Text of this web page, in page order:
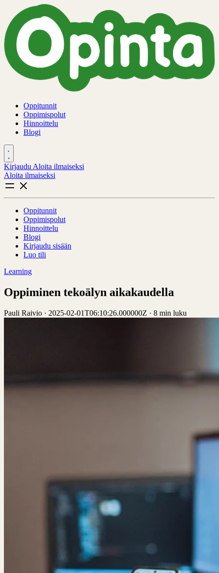
Oppitunnit
Oppimispolut
Hinnoittelu
Blogi
Kirjaudu Aloita ilmaiseksi
Aloita ilmaiseksi
Oppitunnit
Oppimispolut
Hinnoittelu
Blogi
Kirjaudu sisään
Luo tili
Learning
Oppiminen tekoälyn aikakaudella
Pauli Raivio · 2025-02-01T06:10:26.000000Z · 8 min luku